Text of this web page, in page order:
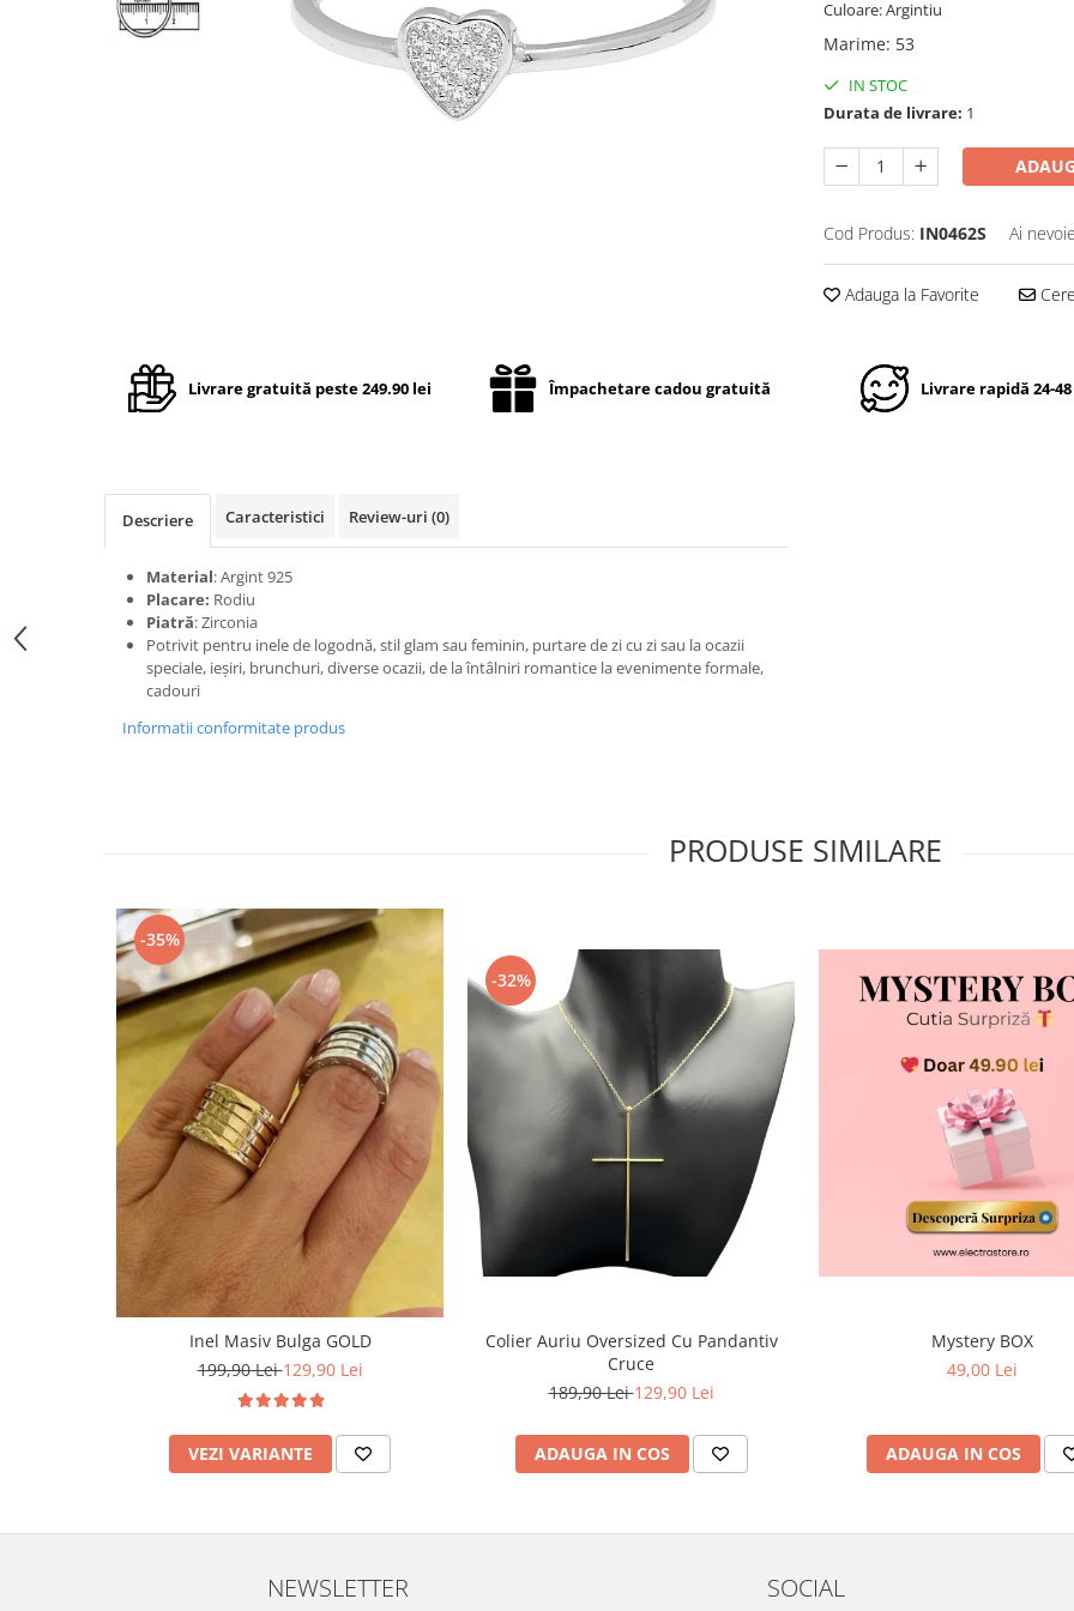
Culoare: Argintiu
Marime: 53
IN STOC
Durata de livrare: 1
Cod Produs: IN0462S Ai
Adauga la Favorite
Livrare gratuită peste 249.90 lei Împachetare cadou gratuită Livrare rapidă 24-
Descriere Caracteristici Review-uri (0)
Material: Argint 925
Placare: Rodiu
Piatră: Zirconia
Potrivit pentru inele de logodnă, stil glam sau feminin, purtare de zi cu zi sau la ocazii
speciale, ieșiri, brunchuri, diverse ocazii, de la întâlniri romantice la evenimente formale,
cadouri
Informatii conformitate produs
PRODUSE SIMILARE
-35%
Inel Masiv Bulga GOLD
199,90 Lei129,90 Lei
VEZI VARIANTE
-32%
Colier Auriu Oversized Cu Pandantiv
Cruce
189,90 Lei129,90 Lei
ADAUGA IN COS
Mystery BOX
49,00 Lei
ADAUGA IN COS
NEWSLETTER SOCIAL